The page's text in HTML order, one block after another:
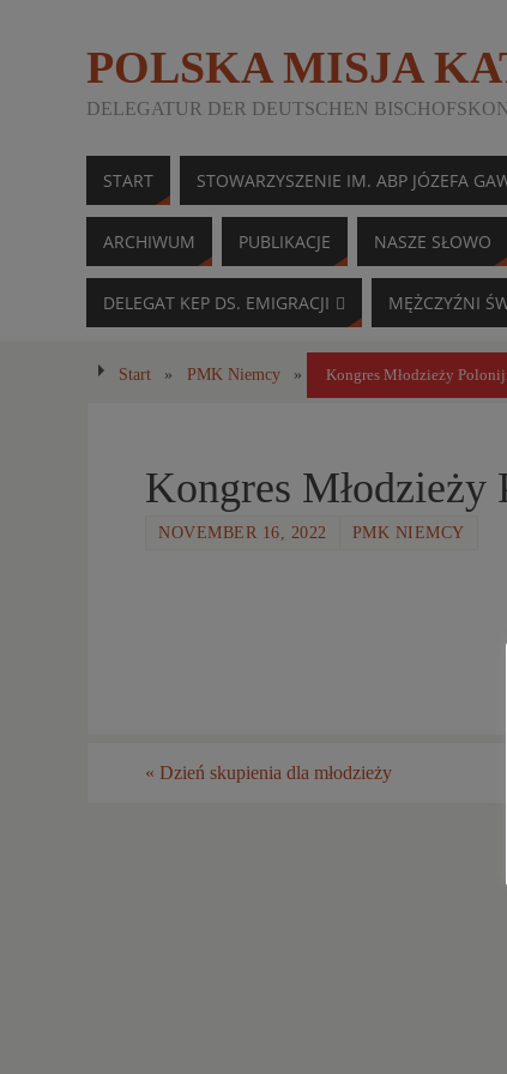
POLSKA MISJA
DELEGATUR DER DEUTSCHEN
START STOWARZYSZENIE IM. ABP JÓZEFA
ARCHIWUM PUBLIKACJE NASZE SŁOWO
DELEGAT KEP DS. EMIGRACJI MĘŻCZYŹNI
Start » PMK Niemcy » Kongres Młodzieży
Kongres
NOVEMBER 16, 2022 PMK NIEMCY
« Dzień skupienia dla młodzieży